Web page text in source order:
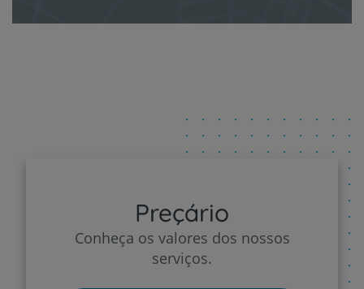
Preçário
Conheça os valores dos nossos
serviços.